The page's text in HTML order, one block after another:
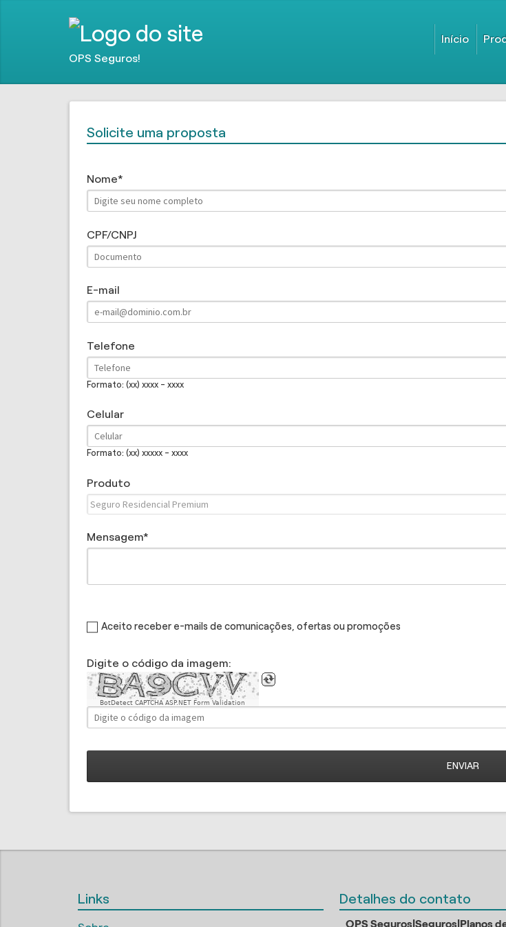
OPS Seguros!
Início
Solicite uma proposta
Nome
CPF/CNPJ
E-mail
Telefone
Formato: (xx) xxxx - xxxx
Celular
Formato: (xx) xxxxx - xxxx
Produto
Mensagem
Aceito receber e-mails de comunicações, ofertas ou promoções
Digite o código da imagem:
BotDetect CAPTCHA ASP.NET Form Validation
ENVIAR
Links Detalhes do contato
OPS Seguros|Seguros|Planos